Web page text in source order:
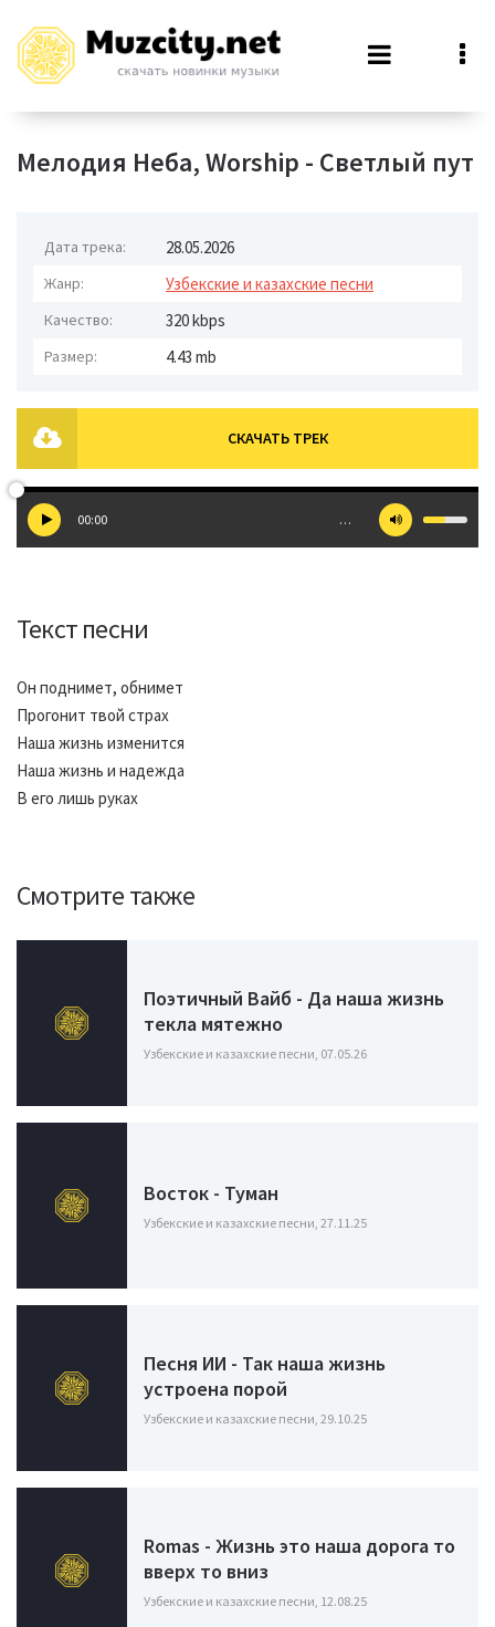
Мелодия Неба, Worship - Светлый пут
Дата трека: 28.05.2026
Жанр: Узбекские и казахские песни
Качество: 320 kbps
Размер: 4.43 mb
СКАЧАТЬ ТРЕК
00:00 …
Текст песни
Он поднимет, обнимет
Прогонит твой страх
Наша жизнь изменится
Наша жизнь и надежда
В его лишь руках
Смотрите также
Поэтичный Вайб - Да наша жизнь
текла мятежно
Узбекские и казахские песни, 07.05.26
Восток - Туман
Узбекские и казахские песни, 27.11.25
Песня ИИ - Так наша жизнь
устроена порой
Узбекские и казахские песни, 29.10.25
Romas - Жизнь это наша дорога то
вверх то вниз
Узбекские и казахские песни, 12.08.25